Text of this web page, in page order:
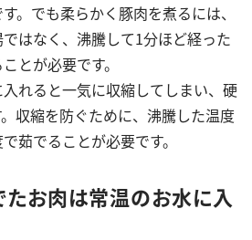
。でも柔らかく豚肉を煮るには、
はなく、沸騰して1分ほど経った
とが必要です。
れると一気に収縮してしまい、硬
収縮を防ぐために、沸騰した温度
茹でることが必要です。
たお肉は常温のお水に入